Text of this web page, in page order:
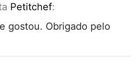
Petitchef:
gostou. Obrigado pelo